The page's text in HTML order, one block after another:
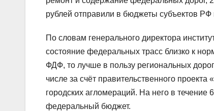
рублей отправили в бюджеты субъектов
По словам генерального директора
состояние федеральных трасс близко к
ФДФ, то лучше в пользу региональных
числе за счёт правительственного
городских агломераций. На него в
федеральный бюджет.